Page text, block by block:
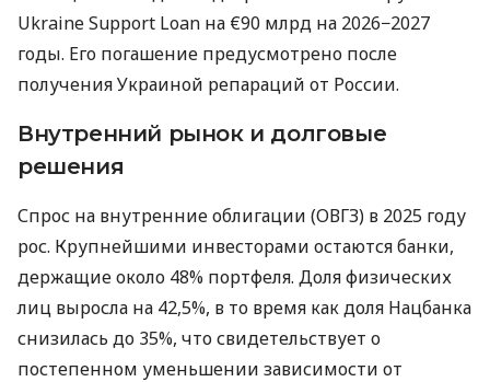
Ukraine Support Loan на €90 млрд на 2026−2027
годы. Его погашение предусмотрено после
получения Украиной репараций от России.
Внутренний рынок и долговые
решения
Спрос на внутренние облигации (ОВГЗ) в 2025 году
рос. Крупнейшими инвесторами остаются банки,
держащие около 48% портфеля. Доля физических
лиц выросла на 42,5%, в то время как доля Нацбанка
снизилась до 35%, что свидетельствует о
постепенном уменьшении зависимости от